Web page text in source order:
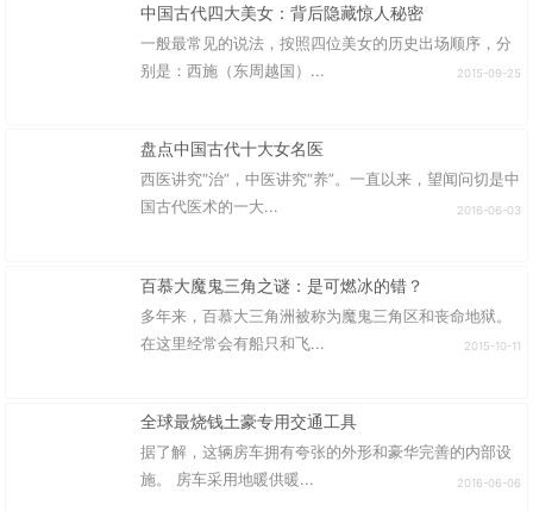
中国古代四大美女：背后隐藏惊人秘密
一般最常见的说法，按照四位美女的历史出场顺序，分
别是：西施（东周越国）...
2015-09-25
盘点中国古代十大女名医
西医讲究“治”，中医讲究“养”。一直以来，望闻问切是中
国古代医术的一大...
2016-06-03
百慕大魔鬼三角之谜：是可燃冰的错？
多年来，百慕大三角洲被称为魔鬼三角区和丧命地狱。
在这里经常会有船只和飞...
2015-10-11
全球最烧钱土豪专用交通工具
据了解，这辆房车拥有夸张的外形和豪华完善的内部设
施。 房车采用地暖供暖...
2016-06-06